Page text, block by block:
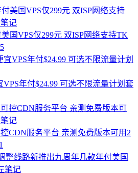
国VPS仅299元 双ISP网络支持TK
VPS年付$24.99 可选不限流量计划套
CDN服务平台 亲测免费版本可用2